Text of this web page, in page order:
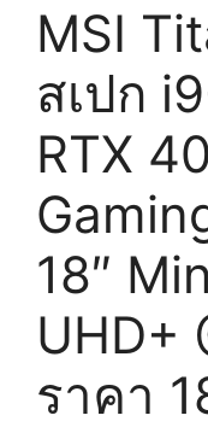
MSI
สเปก
RTX
18″
UHD+
ราคา